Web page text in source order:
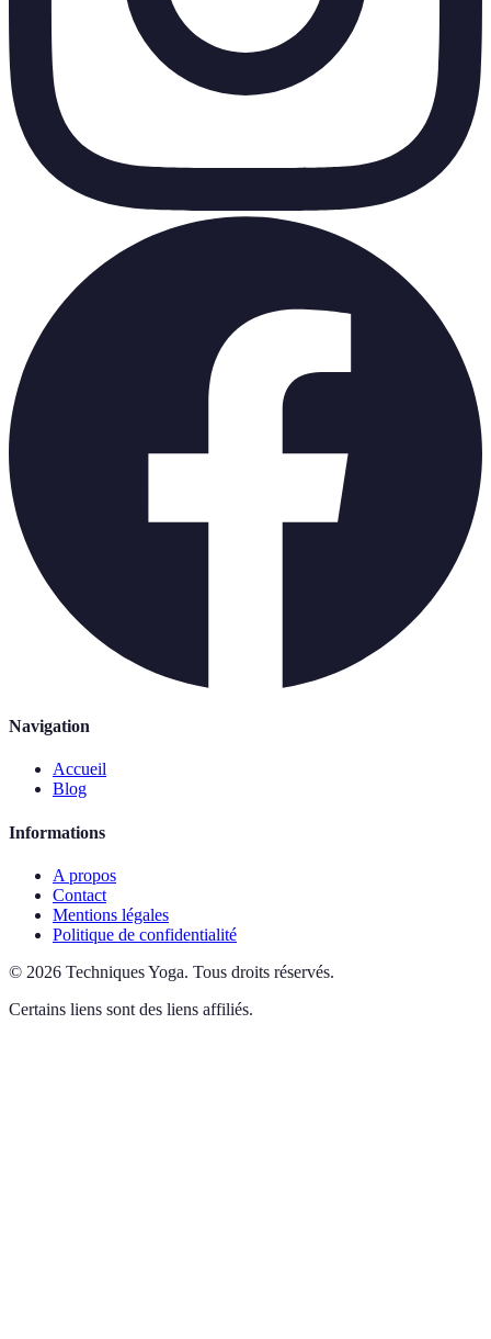
Navigation
Accueil
Blog
Informations
A propos
Contact
Mentions légales
Politique de confidentialité
© 2026 Techniques Yoga. Tous droits réservés.
Certains liens sont des liens affiliés.